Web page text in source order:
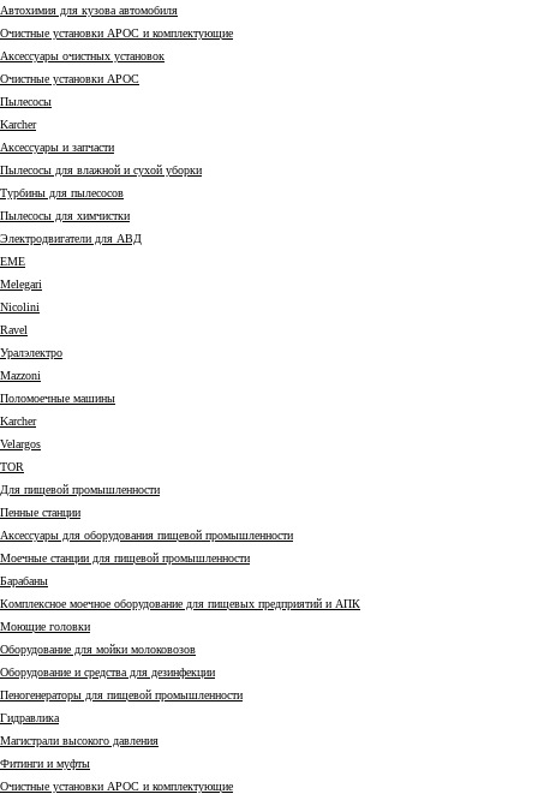
Автохимия для кузова автомобиля
Очистные установки АРОС и комплектующие
Аксессуары очистных установок
Очистные установки АРОС
Пылесосы
Karcher
Аксессуары и запчасти
Пылесосы для влажной и сухой уборки
Турбины для пылесосов
Пылесосы для химчистки
Электродвигатели для АВД
EME
Melegari
Nicolini
Ravel
Уралэлектро
Mazzoni
Поломоечные машины
Karcher
Velargos
TOR
Для пищевой промышленности
Пенные станции
Аксессуары для оборудования пищевой промышленности
Моечные станции для пищевой промышленности
Барабаны
Комплексное моечное оборудование для пищевых предприятий и АПК
Моющие головки
Оборудование для мойки молоковозов
Оборудование и средства для дезинфекции
Пеногенераторы для пищевой промышленности
Гидравлика
Магистрали высокого давления
Фитинги и муфты
Очистные установки АРОС и комплектующие